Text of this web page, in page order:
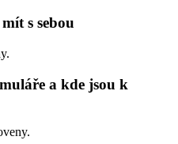
s sebou
a kde jsou k